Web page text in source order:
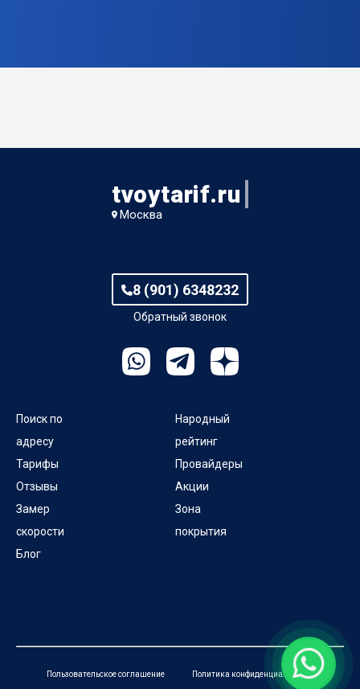
tvoytarif.ru
Москва
8 (901) 6348232
Обратный звонок
Поиск по
адресу
Тарифы
Отзывы
Замер
скорости
Блог
Народный
рейтинг
Провайдеры
Акции
Зона
покрытия
Пользовательское соглашение Политика конфиденциальности